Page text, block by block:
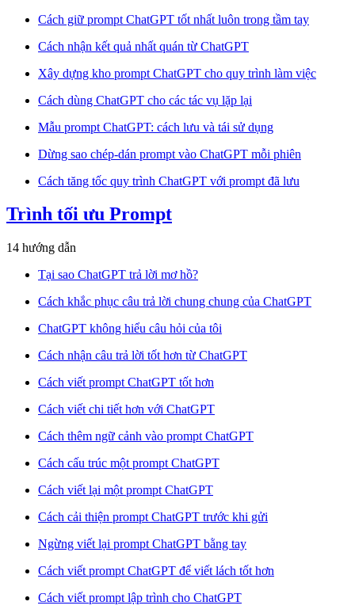
Cách giữ prompt ChatGPT tốt nhất luôn trong tầm tay
Cách nhận kết quả nhất quán từ ChatGPT
Xây dựng kho prompt ChatGPT cho quy trình làm việc
Cách dùng ChatGPT cho các tác vụ lặp lại
Mẫu prompt ChatGPT: cách lưu và tái sử dụng
Dừng sao chép-dán prompt vào ChatGPT mỗi phiên
Cách tăng tốc quy trình ChatGPT với prompt đã lưu
Trình tối ưu Prompt
14 hướng dẫn
Tại sao ChatGPT trả lời mơ hồ?
Cách khắc phục câu trả lời chung chung của ChatGPT
ChatGPT không hiểu câu hỏi của tôi
Cách nhận câu trả lời tốt hơn từ ChatGPT
Cách viết prompt ChatGPT tốt hơn
Cách viết chi tiết hơn với ChatGPT
Cách thêm ngữ cảnh vào prompt ChatGPT
Cách cấu trúc một prompt ChatGPT
Cách viết lại một prompt ChatGPT
Cách cải thiện prompt ChatGPT trước khi gửi
Ngừng viết lại prompt ChatGPT bằng tay
Cách viết prompt ChatGPT để viết lách tốt hơn
Cách viết prompt lập trình cho ChatGPT